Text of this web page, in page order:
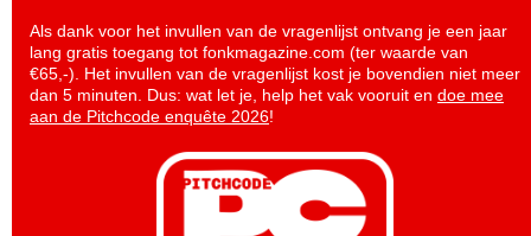
Als dank voor het invullen van de vragenlijst ontvang je een jaar
lang gratis toegang tot fonkmagazine.com (ter waarde van
€65,-). Het invullen van de vragenlijst kost je bovendien niet meer
dan 5 minuten. Dus: wat let je, help het vak vooruit en doe mee
aan de Pitchcode enquête 2026!